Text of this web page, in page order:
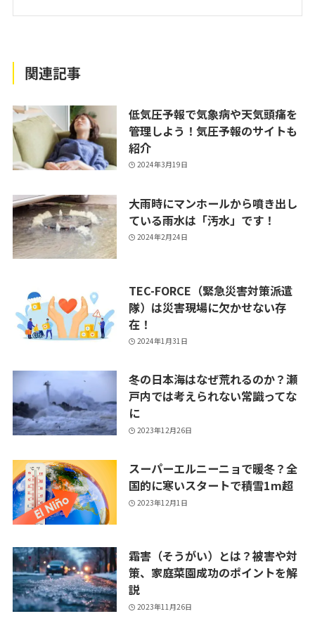
関連記事
低気圧予報で気象病や天気頭痛を
管理しよう！気圧予報のサイトも
紹介
2024年3月19日
大雨時にマンホールから噴き出し
ている雨水は「汚水」です！
2024年2月24日
TEC-FORCE（緊急災害対策派遣
隊）は災害現場に欠かせない存
在！
2024年1月31日
冬の日本海はなぜ荒れるのか？瀬
戸内では考えられない常識ってな
に
2023年12月26日
スーパーエルニーニョで暖冬？全
国的に寒いスタートで積雪1m超
2023年12月1日
霜害（そうがい）とは？被害や対
策、家庭菜園成功のポイントを解
説
2023年11月26日